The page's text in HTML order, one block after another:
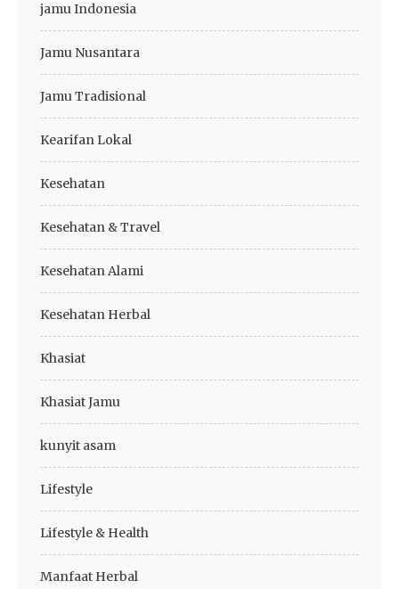
jamu Indonesia
Jamu Nusantara
Jamu Tradisional
Kearifan Lokal
Kesehatan
Kesehatan & Travel
Kesehatan Alami
Kesehatan Herbal
Khasiat
Khasiat Jamu
kunyit asam
Lifestyle
Lifestyle & Health
Manfaat Herbal